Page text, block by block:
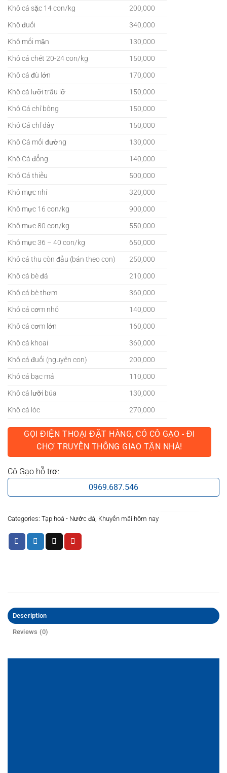
Khô cá sặc 14 con/kg
200,000
Khô đuối
340,000
Khô mối mặn
130,000
Khô cá chét 20-24 con/kg
150,000
Khô cá đù lớn
170,000
Khô cá lưỡi trâu lỡ
150,000
Khô Cá chỉ bông
150,000
Khô Cá chỉ dây
150,000
Khô Cá mối đường
130,000
Khô Cá đổng
140,000
Khô Cá thiều
500,000
Khô mực nhí
320,000
Khô mực 16 con/kg
900,000
Khô mực 80 con/kg
550,000
Khô mực 36 – 40 con/kg
650,000
Khô cá thu còn đầu (bán theo con)
250,000
Khô cá bè đá
210,000
Khô cá bè thơm
360,000
Khô cá cơm nhỏ
140,000
Khô cá cơm lớn
160,000
Khô cá khoai
360,000
Khô cá đuối (nguyên con)
200,000
Khô cá bạc má
110,000
Khô cá lưỡi búa
130,000
Khô cá lóc
270,000
GỌI ĐIỆN THOẠI ĐẶT HÀNG, CÓ CÔ GẠO - ĐI
CHỢ TRUYỀN THỐNG GIAO TẬN NHÀ!
Cô Gạo hỗ trợ:
0969.687.546
Categories: Tạp hoá - Nước đá, Khuyến mãi hôm nay
Description
Reviews (0)